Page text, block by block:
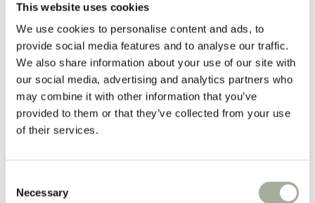
This website uses cookies
We use cookies to personalise content and ads, to
provide social media features and to analyse our traffic.
We also share information about your use of our site with
our social media, advertising and analytics partners who
may combine it with other information that you’ve
provided to them or that they’ve collected from your use
of their services.
Selection
Necessary
Snackboxen voor honden
Verzorging
Koopjeshoek
Nieuw
Weekacties
Smaak
Buffel Eend Gevogelte Kip